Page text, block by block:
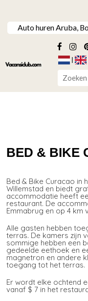
Auto huren Aruba,
BED & BIKE
Bed & Bike Curacao in
Willemstad en biedt
accommodatie heeft
restaurant. De
Emmabrug en op 4 km
Alle gasten hebben
terras. De kamers zijn
sommige hebben een
gedeelde eethoek en
magnetron en andere
toegang tot het terras.
Er wordt elke ochtend
vanaf $ 7 in het